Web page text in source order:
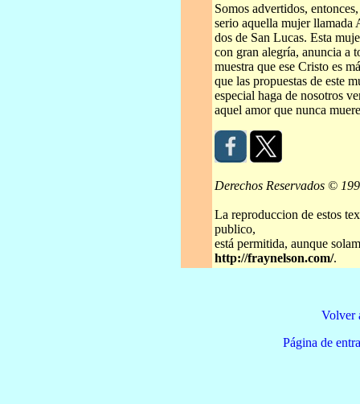
Somos advertidos,
serio aquella mujer llamada
dos de San Lucas. Esta
con gran alegría, anuncia a
muestra que ese Cristo es
que las propuestas de este
especial haga de nosotros
aquel amor que nunca
Derechos Reservados ©
La reproduccion de estos
publico,
está permitida, aunque
http://fraynelson.com/.
Volver
Página de